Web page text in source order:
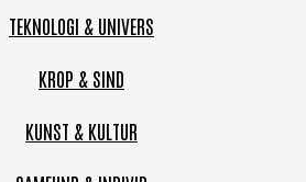
TEKNOLOGI & UNIVERS
KROP & SIND
KUNST & KULTUR